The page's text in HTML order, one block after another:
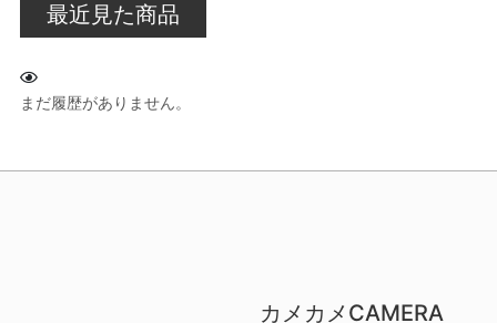
最近見た商品
まだ履歴がありません。
カメカメCAMERA